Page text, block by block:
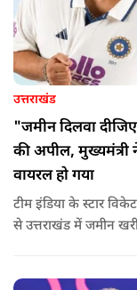
उत्तराखंड
"जमीन दिलवा
की अपील, मुख्यमंत्री
वायरल हो गया
टीम इंडिया के स्टार
से उत्तराखंड में जमीन